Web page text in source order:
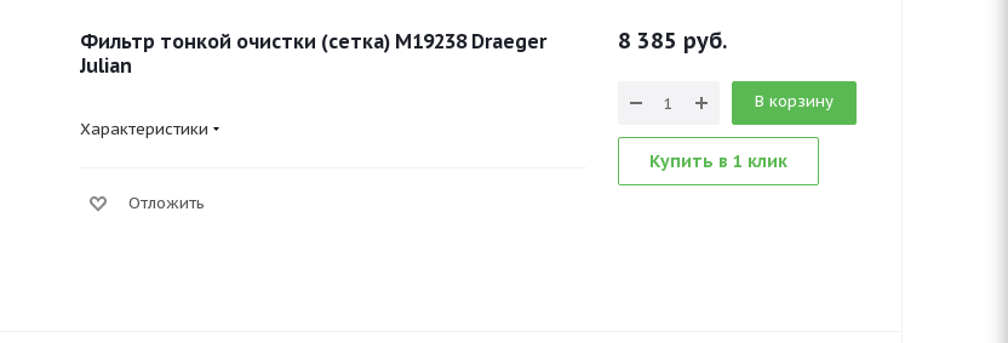
Фильтр тонкой очистки (сетка) M19238 Draeger
Julian
Характеристики
Отложить
8 385 руб.
В корзину
Купить в 1 клик